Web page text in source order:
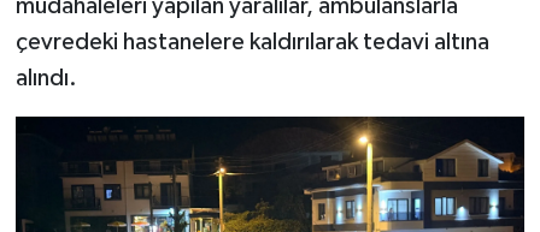
müdahaleleri yapılan yaralılar, ambulanslarla
çevredeki hastanelere kaldırılarak tedavi altına
alındı.